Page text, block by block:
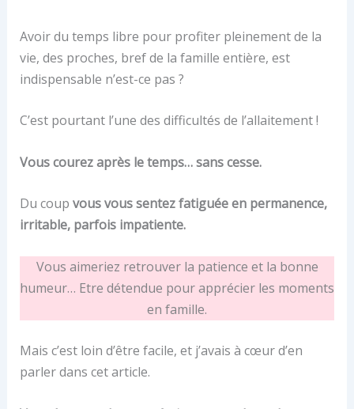
Avoir du temps libre pour profiter pleinement de la
vie, des proches, bref de la famille entière, est
indispensable n’est-ce pas ?
C’est pourtant l’une des difficultés de l’allaitement !
Vous courez après le temps… sans cesse.
Du coup vous vous sentez fatiguée en permanence,
irritable, parfois impatiente.
Vous aimeriez retrouver la patience et la bonne
humeur… Etre détendue pour apprécier les moments
en famille.
Mais c’est loin d’être facile, et j’avais à cœur d’en
parler dans cet article.